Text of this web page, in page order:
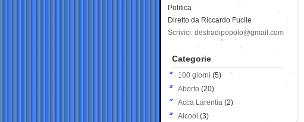
Politica
Diretto da Riccardo Fucile
Scrivici: destradipopolo@gmail.com
Categorie
100 giorni (5)
Aborto (20)
Acca Larentia (2)
Alcool (3)